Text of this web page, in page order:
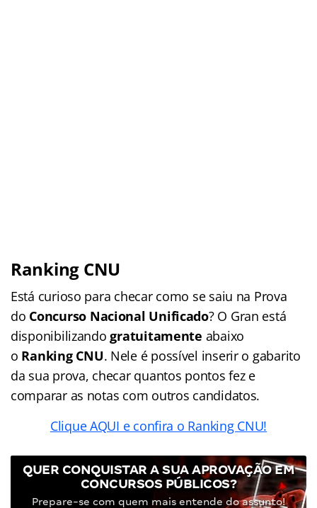
Ranking CNU
Está curioso para checar como se saiu na Prova
do Concurso Nacional Unificado? O Gran está
disponibilizandogratuitamente abaixo
o Ranking CNU. Nele é possível inserir o gabarito
da sua prova, checar quantos pontos fez e
comparar as notas com outros candidatos.
Clique AQUI e confira o Ranking CNU!
QUER CONQUISTAR A SUA APROVAÇÃO EM
CONCURSOS PÚBLICOS?
Prepare-se com quem mais entende do assunto!